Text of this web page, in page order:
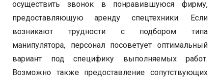
осуществить звонок в понравившуюся фирму,
предоставляющую аренду спецтехники. Если
возникают трудности с подбором типа
манипулятора, персонал посоветует оптимальный
вариант под специфику выполняемых работ.
Возможно также предоставление сопутствующих